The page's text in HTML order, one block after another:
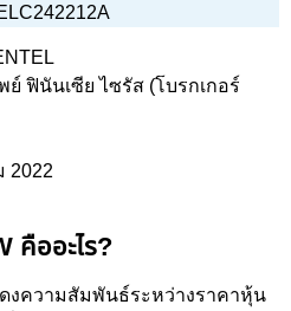
ฟินันเซีย ไซรัส (โบรกเกอร์
2022
คืออะไร?
งความสัมพันธ์ระหว่างราคาหุ้น